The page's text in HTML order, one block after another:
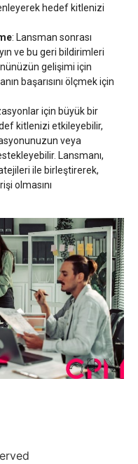
hedef kitlenizi
: Lansman sonrası
ve bu geri bildirimleri
gelişimi için
başarısını ölçmek için
için büyük bir
kitlenizi etkileyebilir,
veya
Lansmanı,
ile birleştirerek,
olmasını